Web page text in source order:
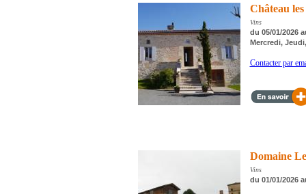
Château
Vins
du 05/01/2026
Mercredi,
Contacter par
Domaine
Vins
du 01/01/2026